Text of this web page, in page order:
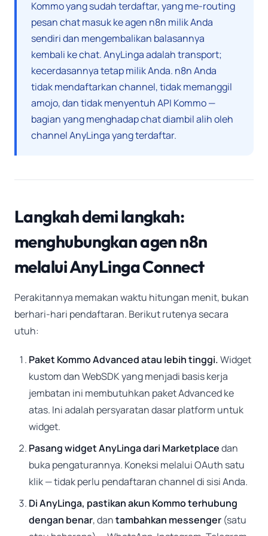
Kommo yang sudah terdaftar, yang me-routing
pesan chat masuk ke agen n8n milik Anda
sendiri dan mengembalikan balasannya
kembali ke chat. AnyLinga adalah transport;
kecerdasannya tetap milik Anda. n8n Anda
tidak mendaftarkan channel, tidak memanggil
amojo, dan tidak menyentuh API Kommo —
bagian yang menghadap chat diambil alih oleh
channel AnyLinga yang terdaftar.
Langkah demi langkah:
menghubungkan agen n8n
melalui AnyLinga Connect
Perakitannya memakan waktu hitungan menit, bukan
berhari-hari pendaftaran. Berikut rutenya secara
utuh:
Paket Kommo Advanced atau lebih tinggi.Widget
kustom dan WebSDK yang menjadi basis kerja
jembatan ini membutuhkan paket Advanced ke
atas. Ini adalah persyaratan dasar platform untuk
widget.
Pasang widget AnyLinga dari Marketplacedan
buka pengaturannya. Koneksi melalui OAuth satu
klik — tidak perlu pendaftaran channel di sisi Anda.
Di AnyLinga, pastikan akun Kommo terhubung
dengan benar, dantambahkan messenger (satu